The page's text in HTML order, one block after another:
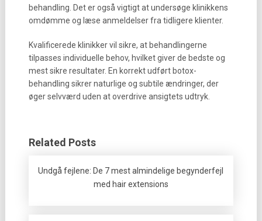
behandling. Det er også vigtigt at undersøge klinikkens
omdømme og læse anmeldelser fra tidligere klienter.
Kvalificerede klinikker vil sikre, at behandlingerne
tilpasses individuelle behov, hvilket giver de bedste og
mest sikre resultater. En korrekt udført botox-
behandling sikrer naturlige og subtile ændringer, der
øger selvværd uden at overdrive ansigtets udtryk.
Related Posts
Undgå fejlene: De 7 mest almindelige begynderfejl
med hair extensions